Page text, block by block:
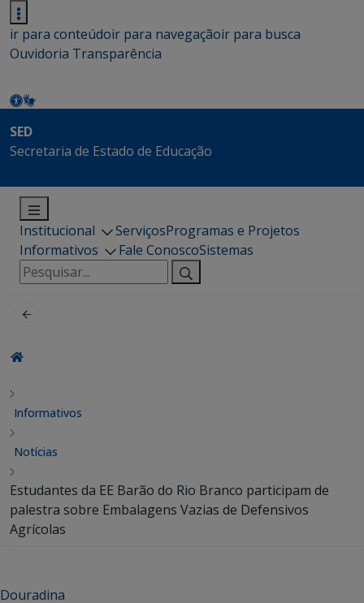
ir para conteúdoir para navegaçãoir para busca
Ouvidoria Transparência
SED
Secretaria de Estado de Educação
Institucional ServiçosProgramas e Projetos
Informativos
Fale ConoscoSistemas
Pesquisar
por:
Informativos
Notícias
Estudantes da EE Barão do Rio Branco participam de
palestra sobre Embalagens Vazias de Defensivos
Agrícolas
Douradina